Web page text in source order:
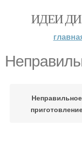
ИДЕИ
Неправильное